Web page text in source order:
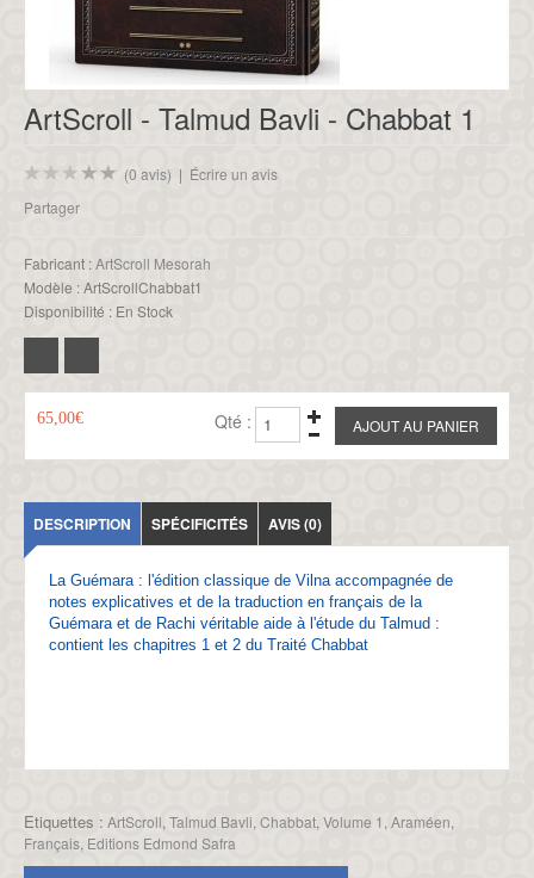
ArtScroll - Talmud Bavli - Chabbat 1
(0 avis) | Écrire un avis
Partager
Fabricant :ArtScroll Mesorah
Modèle :ArtScrollChabbat1
Disponibilité : En Stock
65,00€ Qté :
DESCRIPTION SPÉCIFICITÉS AVIS (0)
La Guémara : l'édition classique de Vilna accompagnée de
notes explicatives et de la traduction en français de la
Guémara et de Rachi véritable aide à l'étude du Talmud :
contient les chapitres 1 et 2 du Traité Chabbat
Etiquettes : ArtScroll, Talmud Bavli, Chabbat, Volume 1 , Araméen,
Français, Editions Edmond Safra